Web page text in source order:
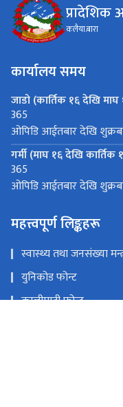
कलैया.बारा
कार्यालय समय
जाडो (कार्तिक १६ देखि
365
ओपिडि आईतबार देखि
गर्मी (माघ १६ देखि कार्तिक
365
ओपिडि आईतबार देखि
महत्त्वपूर्ण लिङ्कहरू
स्वास्थ्य तथा जनसंख्या
युनिकोड फोन्ट
कालीमाटी फोन्ट